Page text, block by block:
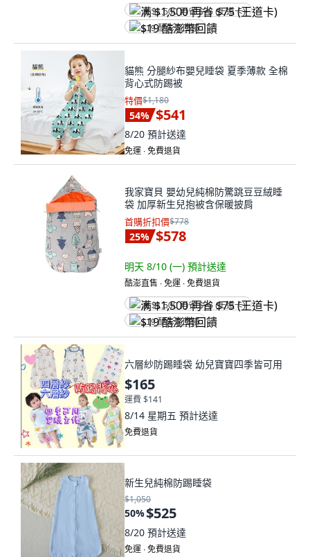
满 $1,500 再省 $75 (王道卡)
$19 酷澎幣回饋
貓熊 分腿紗布嬰兒睡袋 夏季薄款 全棉
背心式防踢被
特價$1,180
54% $541
8/20 預計送達
免運 ∙ 免費退貨
我家寶貝 嬰幼兒純棉防驚跳豆豆絨睡
袋 加厚新生兒抱被含保暖披肩
首購折扣價$778
25% $578
明天 8/10 (一) 預計送達
酷澎直售 ∙ 免運 ∙ 免費退貨
满 $1,500 再省 $75 (王道卡)
$19 酷澎幣回饋
六層紗防踢睡袋 幼兒寶寶四季皆可用
$165
運費 $141
8/14 星期五 預計送達
免費退貨
新生兒純棉防踢睡袋
$1,050
50%$525
8/20 預計送達
免運 ∙ 免費退貨